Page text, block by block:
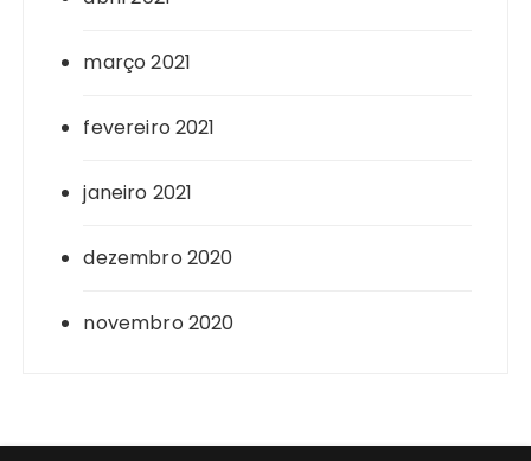
março 2021
fevereiro 2021
janeiro 2021
dezembro 2020
novembro 2020